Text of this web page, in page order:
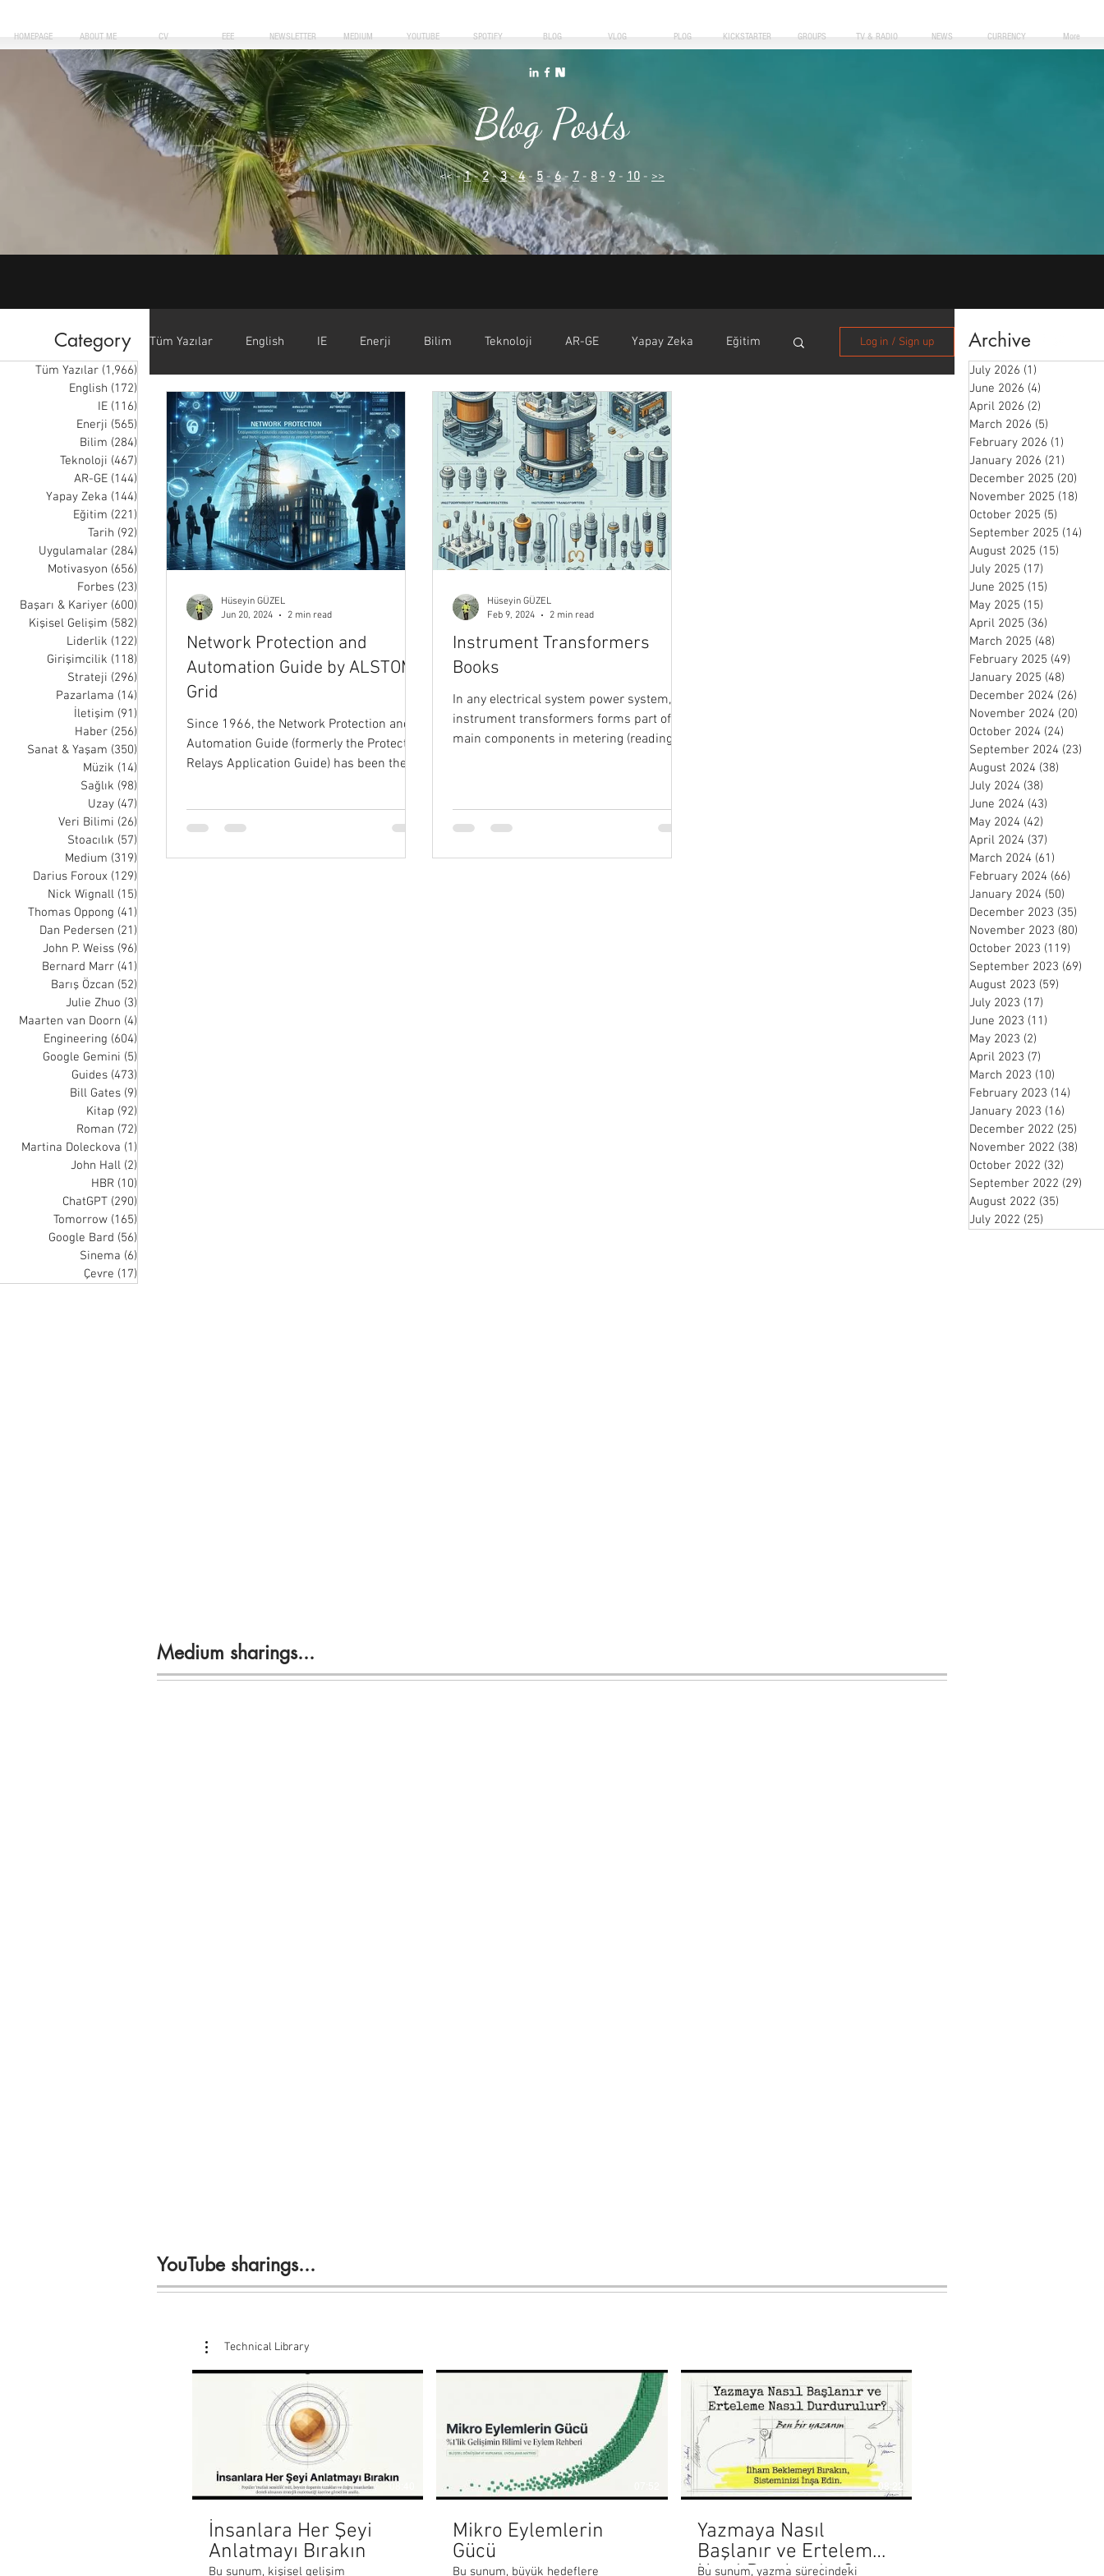
HOMEPAGE ABOUT ME CV EEE NEWSLETTER MEDIUM YOUTUBE SPOTIFY BLOG VLOG PLOG KICKSTARTER GROUPS TV & RADIO NEWS CURRENCY More
Blog Posts
<< - 1 - 2-3 -4 - 5-6- 7 - 8 - 9 - 10 - >>
Category
Tüm Yazılar (1,966)
English (172) 172 posts
IE (116) 116 posts
Enerji (565) 565 posts
Bilim (284) 284 posts
Teknoloji (467) 467 posts
AR-GE (144) 144 posts
Yapay Zeka (144) 144 posts
Eğitim (221) 221 posts
Tarih (92) 92 posts
Uygulamalar (284) 284 posts
Motivasyon (656) 656 posts
Forbes (23)
Başarı & Kariyer (600) 600 posts
Kişisel Gelişim (582)
Liderlik (122)
Girişimcilik (118)
Strateji (296) 296 posts
Pazarlama (14)
İletişim (91)
Haber (256) 256 posts
Sanat & Yaşam (350) 350 posts
Müzik (14)
Sağlık (98)
Uzay (47)
Veri Bilimi (26)
Stoacılık (57)
Medium (319) 319 posts
Darius Foroux (129)
Nick Wignall (15)
Thomas Oppong (41)
Dan Pedersen (21)
John P. Weiss (96)
Bernard Marr (41)
Barış Özcan (52)
Julie Zhuo (3)
Maarten van Doorn (4)
Engineering (604)
Google Gemini (5)
Guides (473)
Bill Gates (9)
Kitap (92)
Roman (72)
Martina Doleckova (1)
John Hall (2)
HBR (10)
ChatGPT (290)
Tomorrow (165)
Google Bard (56)
Sinema (6)
Çevre (17)
Tüm Yazılar English IE Enerji Bilim Teknoloji AR-GE Yapay Zeka Eğitim
Tarih Uygulamalar Motivasyon Forbes Başarı & Kariyer Kişisel Gelişim
Liderlik Girişimcilik Strateji Pazarlama İletişim Haber Sanat & Yaşam
Müzik Sağlık Uzay Veri Bilimi Stoacılık Medium Darius Foroux
Nick Wignall Thomas Oppong
Log in / Sign up
Network Protection and
Automation Guide by ALSTOM
Grid
Since 1966, the Network Protection and
Automation Guide (formerly the Protective
Relays Application Guide) has been the
Hüseyin GÜZEL
Jun 20, 2024
2 min read
Instrument Transformers
Books
In any electrical system power system,
instrument transformers forms part of
main components in metering (reading
Hüseyin GÜZEL
Feb 9, 2024
2 min read
Archive
July 2026 (1)
June 2026 (4)
April 2026 (2)
March 2026 (5)
February 2026 (1)
January 2026 (21)
December 2025 (20)
November 2025 (18)
October 2025 (5)
September 2025 (14)
August 2025 (15)
July 2025 (17)
June 2025 (15)
May 2025 (15)
April 2025 (36)
March 2025 (48)
February 2025 (49)
January 2025 (48)
December 2024 (26)
November 2024 (20)
October 2024 (24)
September 2024 (23)
August 2024 (38)
July 2024 (38)
June 2024 (43)
May 2024 (42)
April 2024 (37)
March 2024 (61)
February 2024 (66)
January 2024 (50)
December 2023 (35)
November 2023 (80)
October 2023 (119)
September 2023 (69)
August 2023 (59)
July 2023 (17)
June 2023 (11)
May 2023 (2)
April 2023 (7)
March 2023 (10)
February 2023 (14)
January 2023 (16)
December 2022 (25)
November 2022 (38)
October 2022 (32)
September 2022 (29)
August 2022 (35)
July 2022 (25)
Medium sharings...
YouTube sharings...
Technical Library
08:40
İnsanlara Her Şeyi
Anlatmayı Bırakın
Bu sunum, kişisel gelişim
Mikro Eylemlerin
Gücü
Bu sunum, büyük hedeflere
08:22
Yazmaya Nasıl
Başlanır ve Erteleme
Bu sunum, yazma sürecindeki